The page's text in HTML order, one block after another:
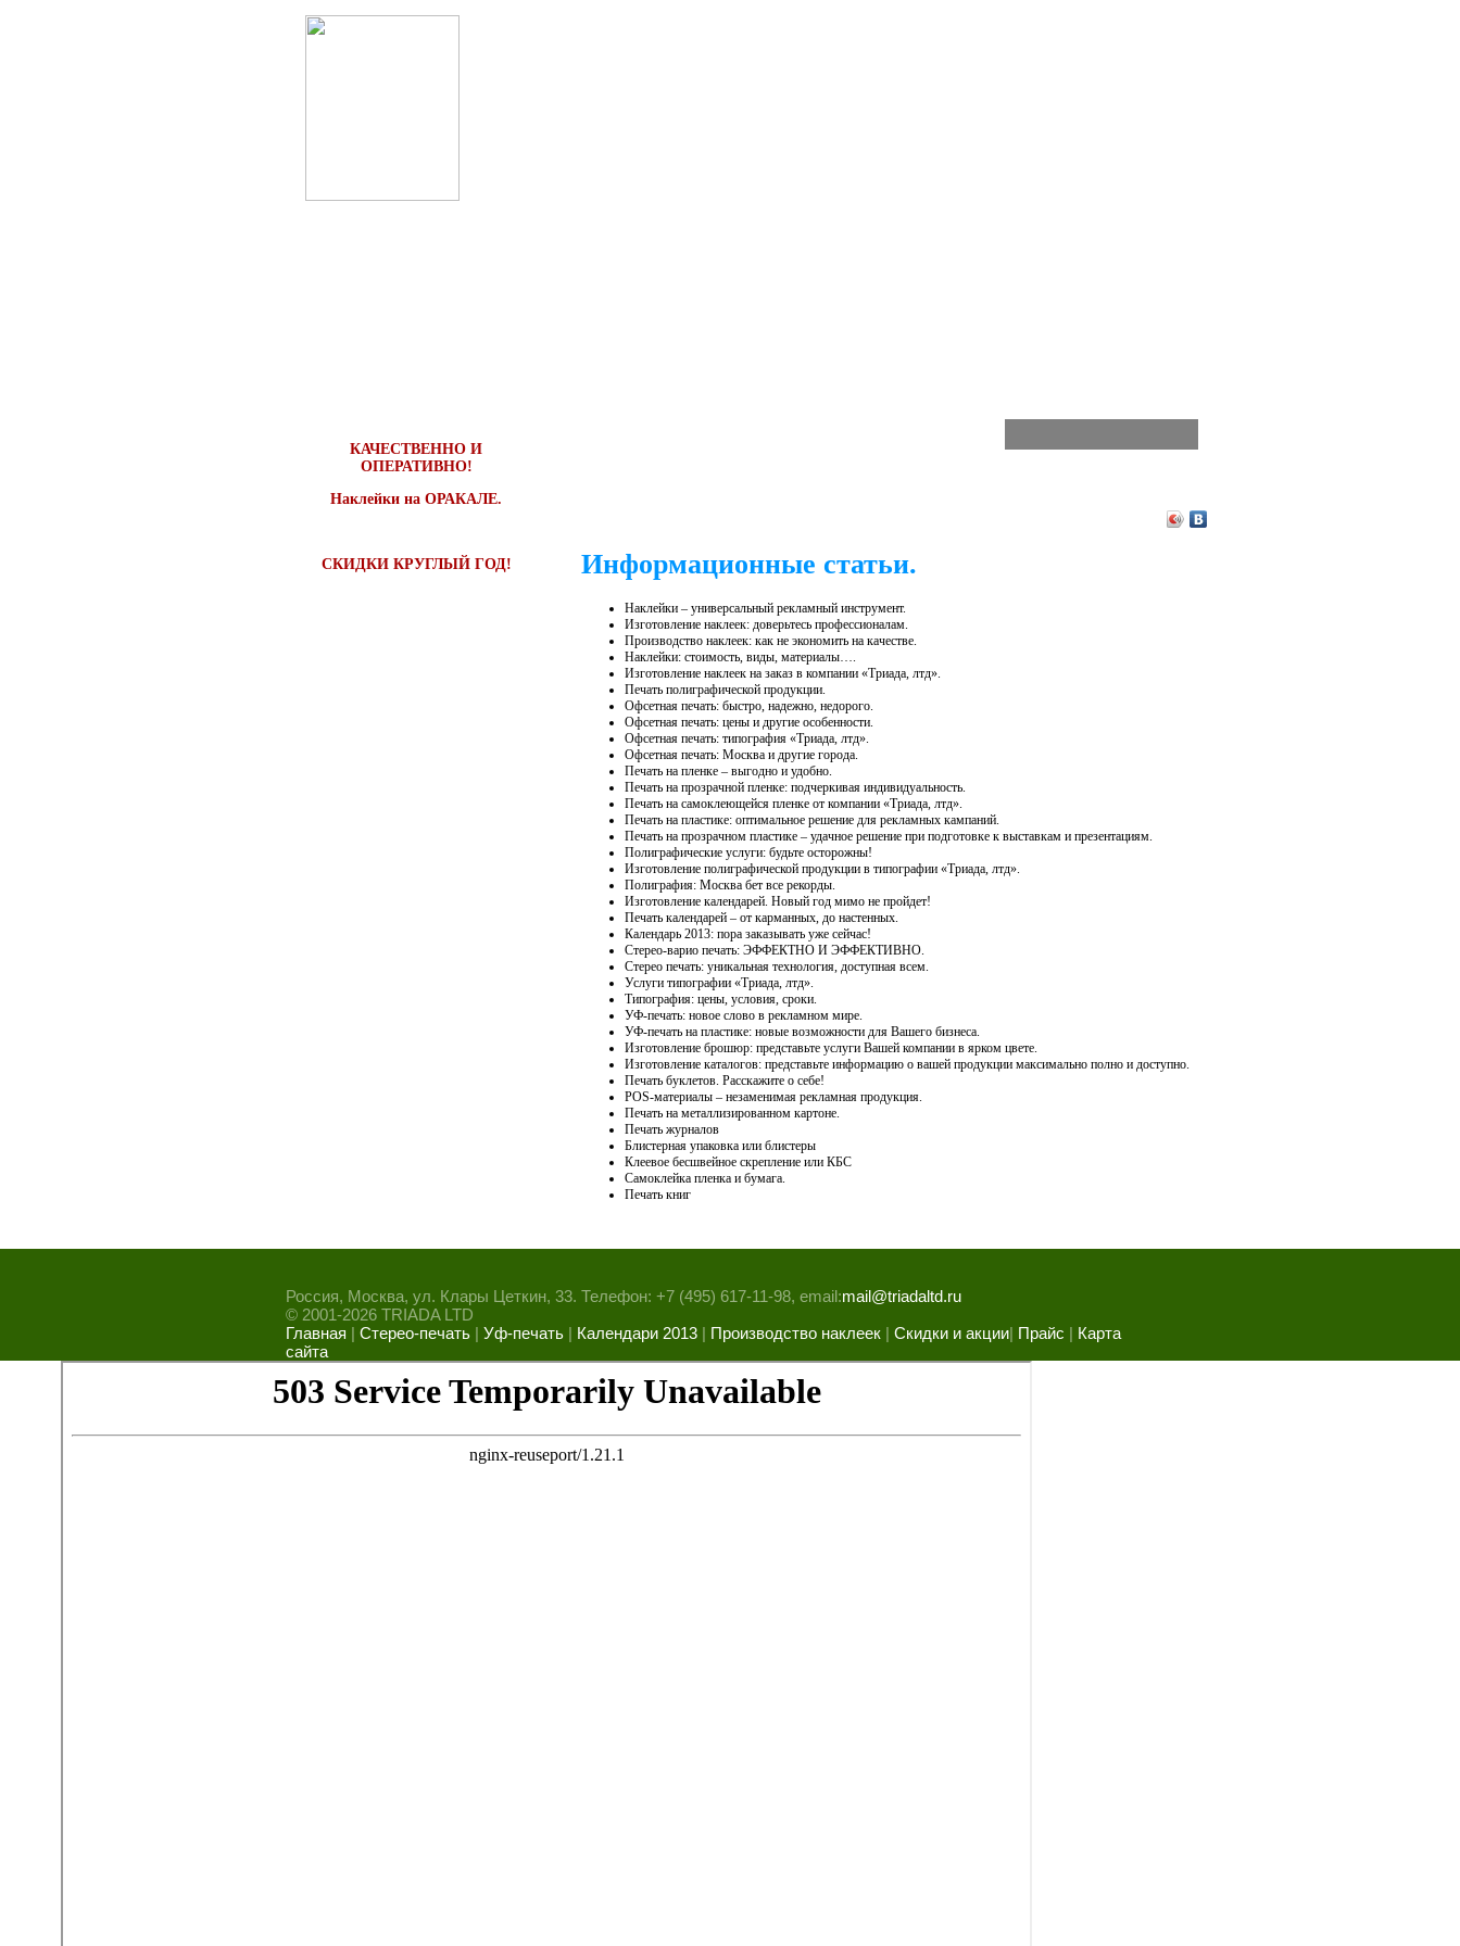
КАЧЕСТВЕННО И
ОПЕРАТИВНО!
Наклейки на ОРАКАЛЕ.
СКИДКИ КРУГЛЫЙ ГОД! Информационные статьи.
Наклейки – универсальный рекламный инструмент.
Изготовление наклеек: доверьтесь профессионалам.
Производство наклеек: как не экономить на качестве.
Наклейки: стоимость, виды, материалы….
Изготовление наклеек на заказ в компании «Триада, лтд».
Печать полиграфической продукции.
Офсетная печать: быстро, надежно, недорого.
Офсетная печать: цены и другие особенности.
Офсетная печать: типография «Триада, лтд».
Офсетная печать: Москва и другие города.
Печать на пленке – выгодно и удобно.
Печать на прозрачной пленке: подчеркивая индивидуальность.
Печать на самоклеющейся пленке от компании «Триада, лтд».
Печать на пластике: оптимальное решение для рекламных кампаний.
Печать на прозрачном пластике – удачное решение при подготовке к выставкам и презентациям.
Полиграфические услуги: будьте осторожны!
Изготовление полиграфической продукции в типографии «Триада, лтд».
Полиграфия: Москва бет все рекорды.
Изготовление календарей. Новый год мимо не пройдет!
Печать календарей – от карманных, до настенных.
Календарь 2013: пора заказывать уже сейчас!
Стерео-варио печать: ЭФФЕКТНО И ЭФФЕКТИВНО.
Стерео печать: уникальная технология, доступная всем.
Услуги типографии «Триада, лтд».
Типография: цены, условия, сроки.
УФ-печать: новое слово в рекламном мире.
УФ-печать на пластике: новые возможности для Вашего бизнеса.
Изготовление брошюр: представьте услуги Вашей компании в ярком цвете.
Изготовление каталогов: представьте информацию о вашей продукции максимально полно и доступно.
Печать буклетов. Расскажите о себе!
POS-материалы – незаменимая рекламная продукция.
Печать на металлизированном картоне.
Печать журналов
Блистерная упаковка или блистеры
Клеевое бесшвейное скрепление или КБС
Самоклейка пленка и бумага.
Печать книг
Россия, Москва, ул. Клары Цеткин, 33. Телефон: +7 (495) 617-11-98, email:mail@triadaltd.ru
© 2001-2026 TRIADA LTD
Главная | Стерео-печать | Уф-печать | Календари 2013 | Производство наклеек | Скидки и акции| Прайс | Карта
сайта